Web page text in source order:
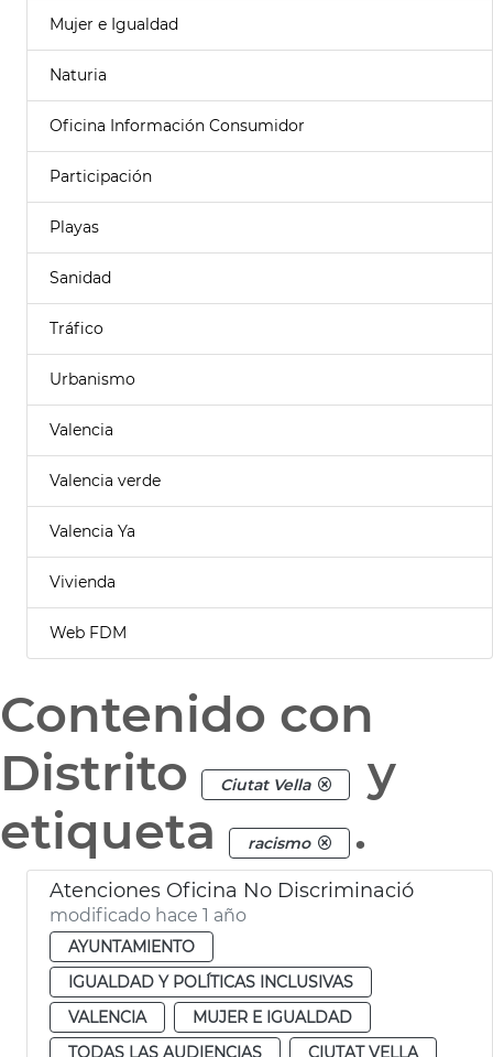
Mujer e Igualdad
Naturia
Oficina Información Consumidor
Participación
Playas
Sanidad
Tráfico
Urbanismo
Valencia
Valencia verde
Valencia Ya
Vivienda
Web FDM
Contenido con
Distrito
Ciutat Vella
y
etiqueta
racismo .
Atenciones Oficina No Discriminació
modificado hace 1 año
AYUNTAMIENTO
IGUALDAD Y POLÍTICAS INCLUSIVAS
VALENCIA
MUJER E IGUALDAD
TODAS LAS AUDIENCIAS
CIUTAT VELLA